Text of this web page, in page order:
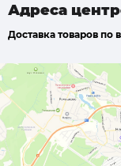
Адреса
Доставка товаров по